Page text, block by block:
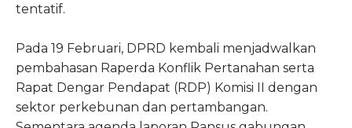
tentatif.
Pada 19 Februari, DPRD kembali menjadwalkan
pembahasan Raperda Konflik Pertanahan serta
Rapat Dengar Pendapat (RDP) Komisi II dengan
sektor perkebunan dan pertambangan.